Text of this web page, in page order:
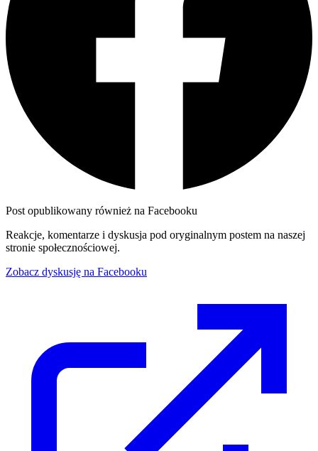
Post opublikowany również na Facebooku
Reakcje, komentarze i dyskusja pod oryginalnym postem na naszej
stronie społecznościowej.
Zobacz dyskusję na Facebooku